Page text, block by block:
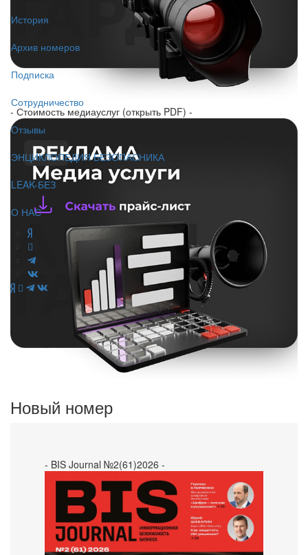
История
Архив номеров
Подписка
Сотрудничество
Отзывы
ЭНЦИКЛОПЕДИЯ БЕЗОПАСНИКА
LEAK-БЕЗ
О НАС
- Стоимость медиауслуг (открыть PDF) -
Новый номер
- BIS Journal №2(61)2026 -